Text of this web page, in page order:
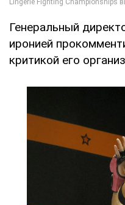
Генеральный
иронией
критикой его